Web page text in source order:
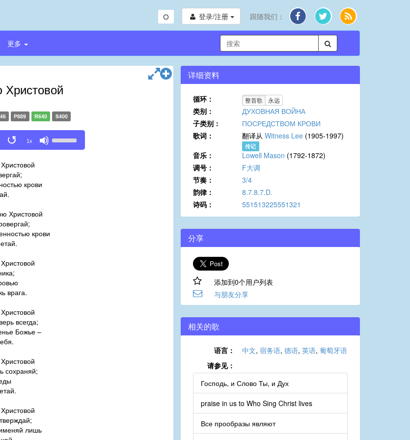
登录/注册 跟随我们：
更多
P889 R640 S400
1x
Up/Down
крови
Христовой
крови
врага.
всегда;
Божье –
сохраняй;
лишь
详细资料
循环： 整首歌 永远
类别：
ДУХОВНАЯ ВОЙНА
子类别：
ПОСРЕДСТВОМ КРОВИ
歌词：
翻译从 Witness Lee (1905-1997)
传记
音乐： Lowell Mason (1792-1872)
调号：
F大调
节奏：
3/4
韵律：
8.7.8.7.D.
诗码：
551513225551321
分享
添加到0个用户列表
与朋友分享
相关的歌
语言： 中文, 宿务语, 德语, 英语, 葡萄牙语
请参见：
Господь, и Слово Ты, и Дух
praise in us to Who Sing Christ lives
Все прообразы являют